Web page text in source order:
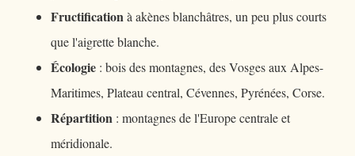
Fructificationà akènes blanchâtres, un peu plus courts
que l'aigrette blanche.
Écologie : bois des montagnes, des Vosges aux Alpes-
Maritimes, Plateau central, Cévennes, Pyrénées, Corse.
Répartition : montagnes de l'Europe centrale et
méridionale.